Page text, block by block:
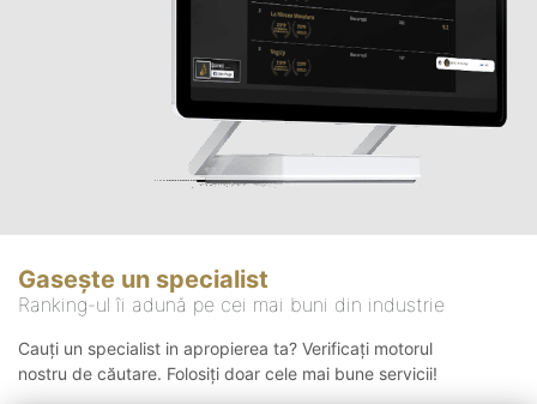
Gasește un specialist
Ranking-ul îi adună pe cei mai buni din industrie
Cauți un specialist in apropierea ta? Verificați motorul
nostru de căutare. Folosiți doar cele mai bune servicii!